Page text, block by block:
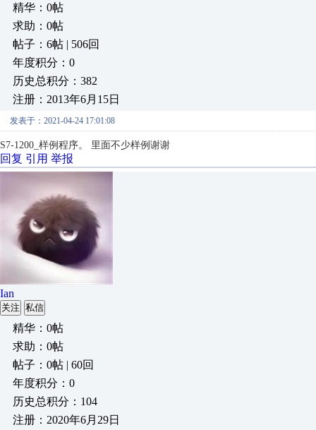
精华：0帖
求助：0帖
帖子：6帖 | 506回
年度积分：0
历史总积分：382
注册：2013年6月15日
发表于：2021-04-24 17:01:08
S7-1200_样例程序。 里面不少样例谢谢
回复 引用 举报
Ian
关注 私信
精华：0帖
求助：0帖
帖子：0帖 | 60回
年度积分：0
历史总积分：104
注册：2020年6月29日